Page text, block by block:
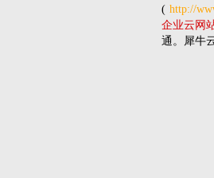
( http://
企业云网
通。犀牛